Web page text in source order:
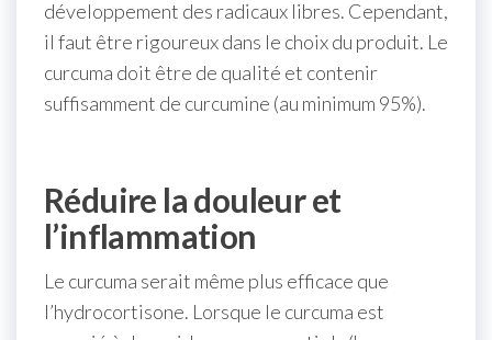
développement des radicaux libres. Cependant,
il faut être rigoureux dans le choix du produit. Le
curcuma doit être de qualité et contenir
suffisamment de curcumine (au minimum 95%).
Réduire la douleur et
l’inflammation
Le curcuma serait même plus efficace que
l’hydrocortisone. Lorsque le curcuma est